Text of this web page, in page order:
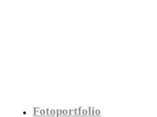
Fotoportfolio